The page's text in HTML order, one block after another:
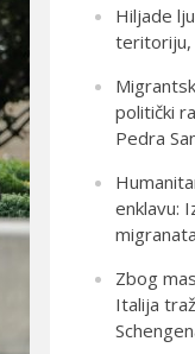
Hiljade
teritoriju,
politički
Pedra
enklavu:
migranata
Zbog
Italija